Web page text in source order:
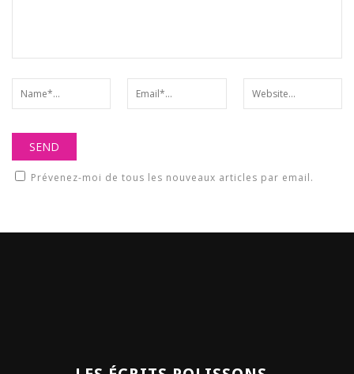
Prévenez-moi de tous les nouveaux articles par email.